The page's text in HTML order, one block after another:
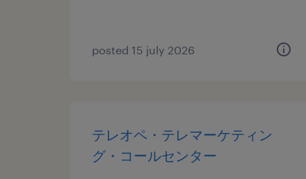
posted 15 july 2026
テレオペ・テレマーケティン
グ・コールセンター